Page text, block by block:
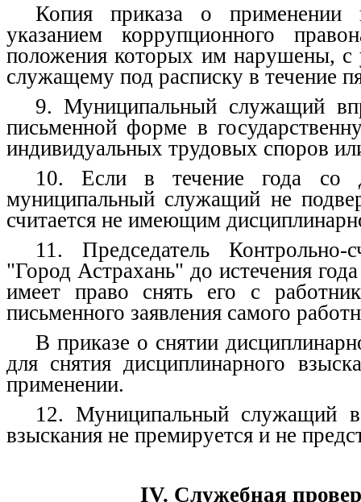
Копия приказа о применении
указанием коррупционного
положения которых им нарушены, с
служащему под расписку в течение
9. Муниципальный служащий
письменной форме в
индивидуальных трудовых споров
10. Если в течение года со
муниципальный служащий не
считается не имеющим
11. Председатель Контрольно-
"Город Астрахань" до истечения
имеет право снять его с
письменного заявления самого
В приказе о снятии
для снятия дисциплинарного
применении.
12. Муниципальный служащий в
взыскания не премируется и не
IV. Служебная